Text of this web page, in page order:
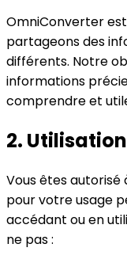
OmniConverter
partageons des
différents. Notre
informations
comprendre et
2.
Vous êtes
pour votre usage
accédant ou en
ne pas :